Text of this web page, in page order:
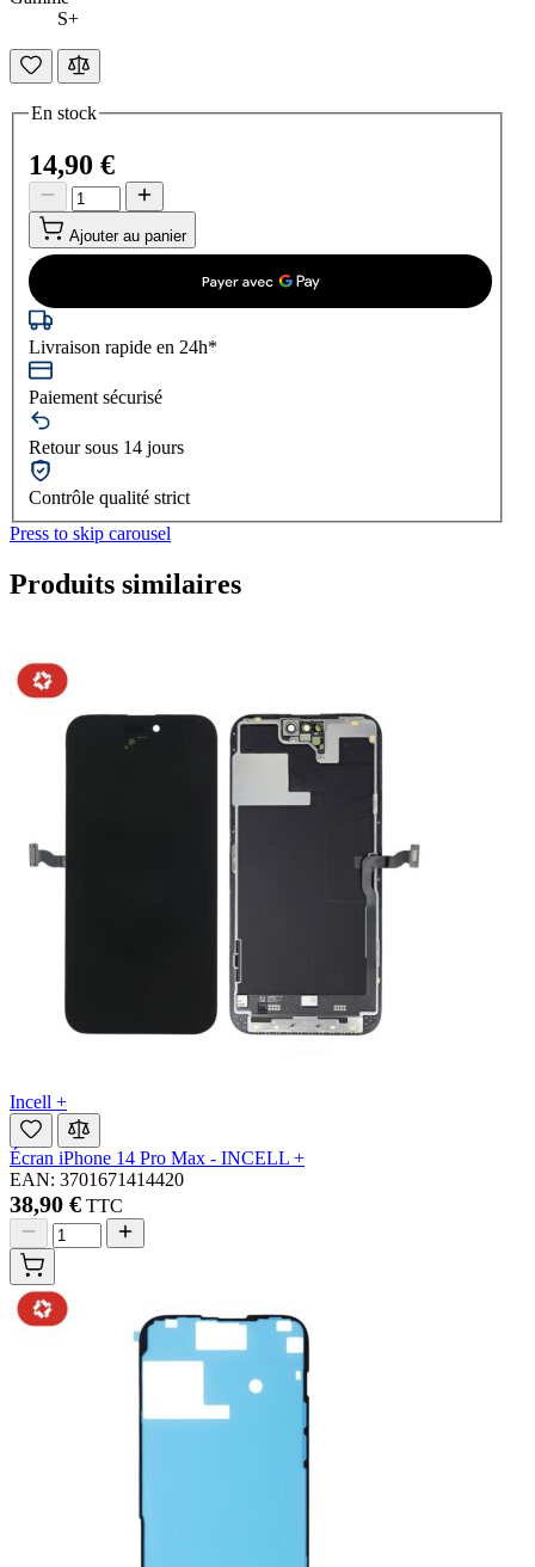
S+
En stock
14,90 €
Ajouter au panier
Livraison rapide en 24h*
Paiement sécurisé
Retour sous 14 jours
Contrôle qualité strict
Press to skip carousel
Produits similaires
Incell +
Écran iPhone 14 Pro Max - INCELL +
EAN: 3701671414420
38,90 € TTC